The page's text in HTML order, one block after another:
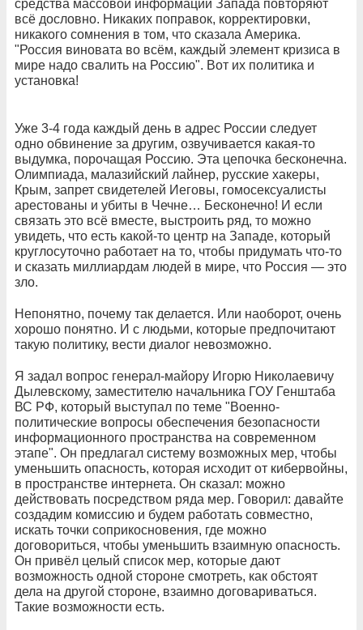
средства массовой информации Запада повторяют
всё дословно. Никаких поправок, корректировки,
никакого сомнения в том, что сказала Америка.
"Россия виновата во всём, каждый элемент кризиса в
мире надо свалить на Россию". Вот их политика и
установка!
Уже 3-4 года каждый день в адрес России следует
одно обвинение за другим, озвучивается какая-то
выдумка, порочащая Россию. Эта цепочка бесконечна.
Олимпиада, малазийский лайнер, русские хакеры,
Крым, запрет свидетелей Иеговы, гомосексуалисты
арестованы и убиты в Чечне… Бесконечно! И если
связать это всё вместе, выстроить ряд, то можно
увидеть, что есть какой-то центр на Западе, который
круглосуточно работает на то, чтобы придумать что-то
и сказать миллиардам людей в мире, что Россия — это
зло.
Непонятно, почему так делается. Или наоборот, очень
хорошо понятно. И с людьми, которые предпочитают
такую политику, вести диалог невозможно.
Я задал вопрос генерал-майору Игорю Николаевичу
Дылевскому, заместителю начальника ГОУ Генштаба
ВС РФ, который выступал по теме "Военно-
политические вопросы обеспечения безопасности
информационного пространства на современном
этапе". Он предлагал систему возможных мер, чтобы
уменьшить опасность, которая исходит от кибервойны,
в пространстве интернета. Он сказал: можно
действовать посредством ряда мер. Говорил: давайте
создадим комиссию и будем работать совместно,
искать точки соприкосновения, где можно
договориться, чтобы уменьшить взаимную опасность.
Он привёл целый список мер, которые дают
возможность одной стороне смотреть, как обстоят
дела на другой стороне, взаимно договариваться.
Такие возможности есть.